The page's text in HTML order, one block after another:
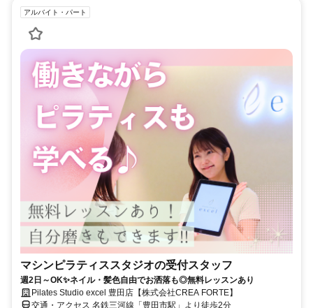
アルバイト・パート
マシンピラティススタジオの受付スタッフ
週2日～OK✨ネイル・髪色自由でお洒落も◎無料レッスンあり
Pilates Studio excel 豊田店【株式会社CREA FORTE】
交通・アクセス 名鉄三河線「豊田市駅」より徒歩2分